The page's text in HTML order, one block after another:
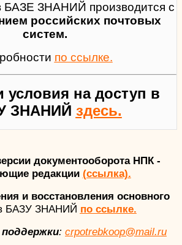
БАЗЕ ЗНАНИЙ производится с
российских почтовых
систем.
по ссылке.
на доступ в
ЗНАНИЙ здесь.
документооборота НПК -
редакции (ссылка).
и восстановления основного
БАЗУ ЗНАНИЙ по ссылке.
: crpotrebkoop@mail.ru